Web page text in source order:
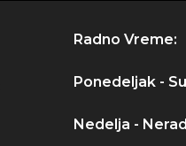
Radno Vreme:
Ponedeljak -
Nedelja -